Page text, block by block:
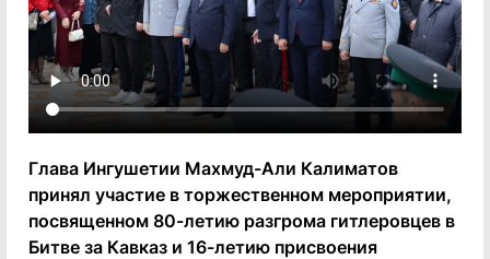
Глава Ингушетии Махмуд-Али Калиматов
принял участие в торжественном мероприятии,
посвященном 80-летию разгрома гитлеровцев в
Битве за Кавказ и 16-летию присвоения